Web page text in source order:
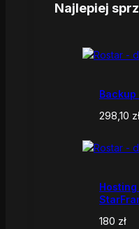
Najlepiej
Backup
298,10
180 zł